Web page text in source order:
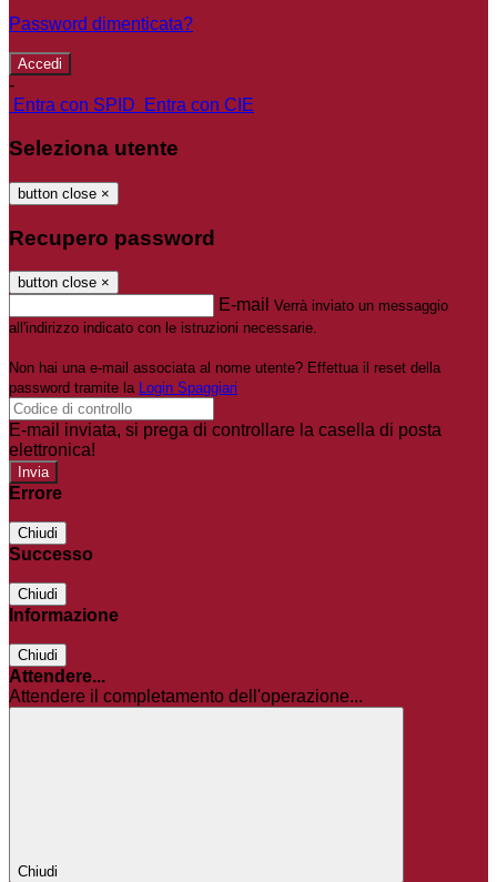
Password dimenticata?
-
Entra con SPID
Entra con CIE
Seleziona utente
button close ×
Recupero password
button close ×
E-mail Verrà inviato un messaggio
all'indirizzo indicato con le istruzioni necessarie.
Non hai una e-mail associata al nome utente? Effettua il reset della
password tramite la Login Spaggiari
E-mail inviata, si prega di controllare la casella di posta
elettronica!
Errore
Chiudi
Successo
Chiudi
Informazione
Chiudi
Attendere...
Attendere il completamento dell'operazione...
Chiudi